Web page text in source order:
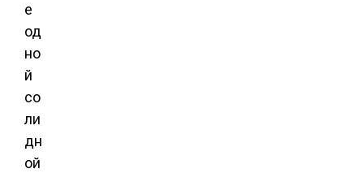
е
од
но
й
со
ли
дн
ой